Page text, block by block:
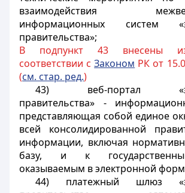
взаимодействия
информационных систем
правительства»;
В подпункт 43 внесены
соответствии сЗаконом РК от
(см. стар. ред.)
43) веб-портал
правительства» -
представляющая собой единое
всей консолидированной
информации, включая
базу, и к
оказываемым в электронной
44) платежный шлюз